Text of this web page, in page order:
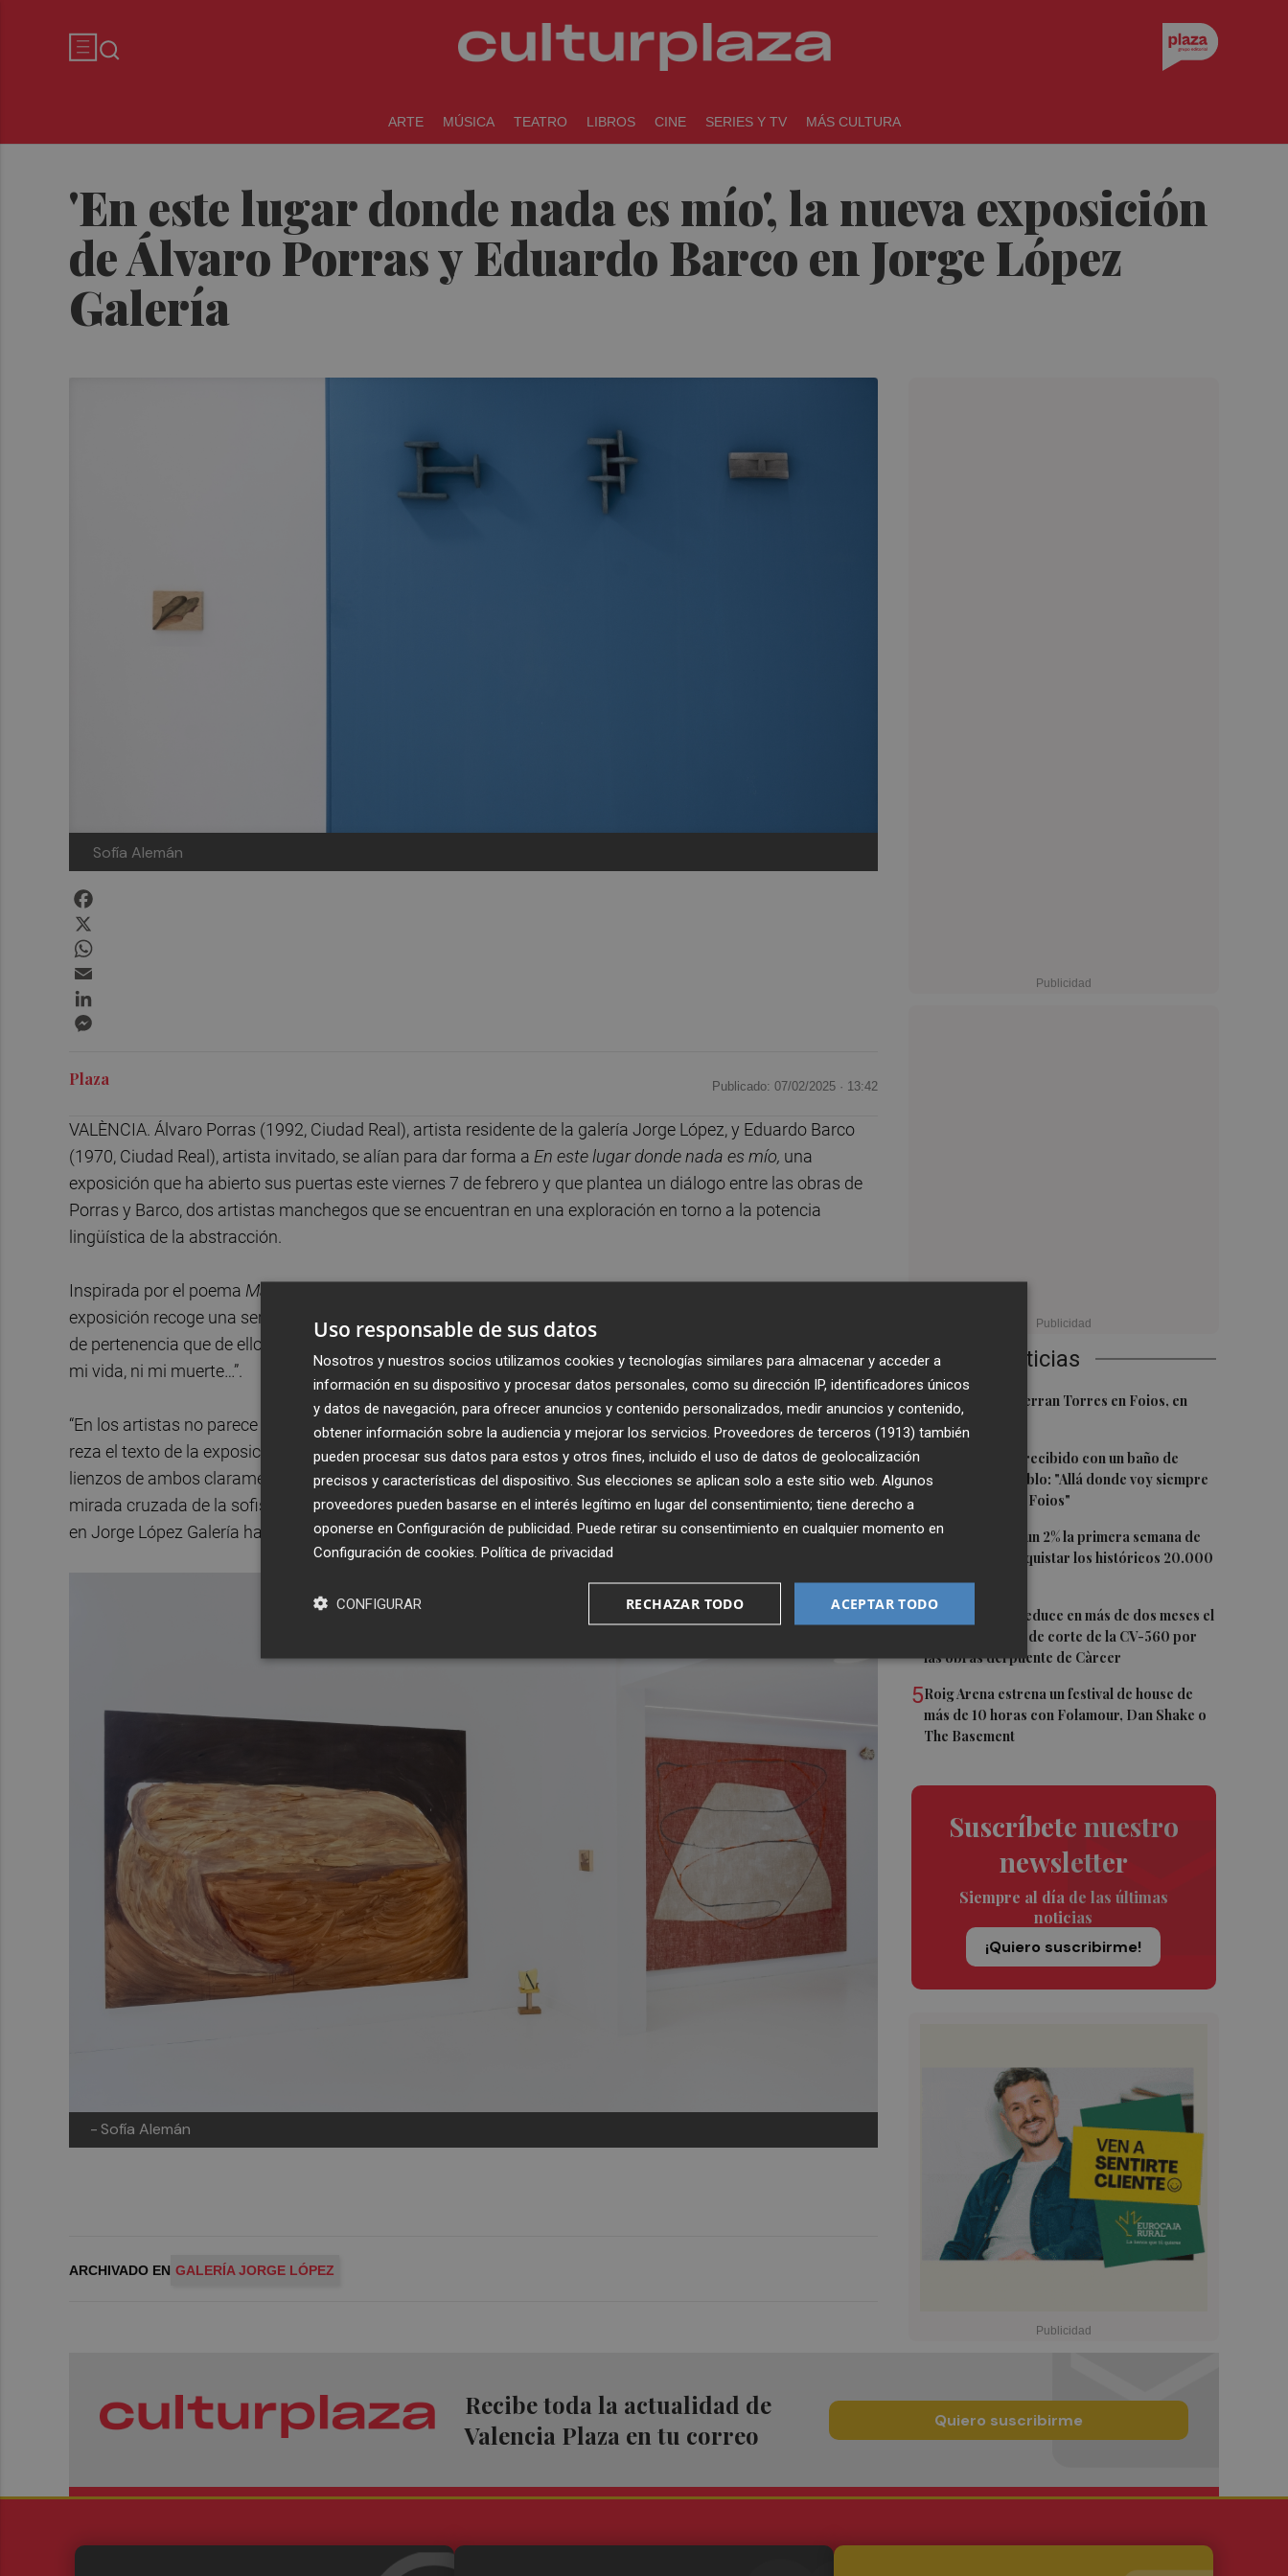
ARTE MÚSICA TEATRO LIBROS CINE SERIES Y TV MÁS CULTURA
'En este lugar donde nada es mío', la nueva exposición
de Álvaro Porras y Eduardo Barco en Jorge López
Galería
Sofía Alemán
Últimas Noticias
1El homenaje a Ferran Torres en Foios, en
imágenes
2
Ferran Torres, recibido con un baño de
masas en su pueblo: "Allá donde voy siempre
digo que soy de Foios"
3 El Ibex 35 sube un 2% la primera semana de
agosto tras conquistar los históricos 20.000
puntos
4La Diputación reduce en más de dos meses el
tiempo previsto de corte de la CV-560 por
las obras del puente de Càrcer
5Roig Arena estrena un festival de house de
más de 10 horas con Folamour, Dan Shake o
The Basement
Suscríbete nuestro
newsletter
Siempre al día de las últimas
noticias
¡Quiero suscribirme!
Plaza Publicado: 07/02/2025 · 13:42
VALÈNCIA. Álvaro Porras (1992, Ciudad Real), artista residente de la galería Jorge López, y Eduardo Barco
(1970, Ciudad Real), artista invitado, se alían para dar forma a En este lugar donde nada es mío, una
exposición que ha abierto sus puertas este viernes 7 de febrero y que plantea un diálogo entre las obras de
Porras y Barco, dos artistas manchegos que se encuentran en una exploración en torno a la potencia
lingüística de la abstracción.
Inspirada por el poema Maldito yo
exposición recoge una serie de ejercicios que evocan una relación compleja con el paisaje y la construcción
de pertenencia que de ello se deriva, como el primer verso del poema: “En este lugar donde nada es mío, ni
mi vida, ni mi muerte…”.
“En los artistas no parece haber duelo, ni nostalgia por la pérdida, ni resignación ante lo previo o lo por venir”,
reza el texto de la exposición de Álvaro de los Ángels. “Más bien emana, en las piezas escultóricas o en los
lienzos de ambos claramente personales y diferenciados, la constatación de un imaginario que combina la
mirada cruzada de la sofisticación con la frontal de aquello que es simple y directo”. La muestra se podrá ver
en Jorge López Galería hasta el 21 de marzo.
- Sofía Alemán
ARCHIVADO EN GALERÍA JORGE LÓPEZ
Recibe toda la actualidad de
Valencia Plaza en tu correo
Quiero suscribirme
Uso responsable de sus datos
Nosotros y nuestros socios utilizamos cookies y tecnologías similares para almacenar y acceder a
información en su dispositivo y procesar datos personales, como su dirección IP, identificadores únicos
y datos de navegación, para ofrecer anuncios y contenido personalizados, medir anuncios y contenido,
obtener información sobre la audiencia y mejorar los servicios. Proveedores de terceros (1913) también
pueden procesar sus datos para estos y otros fines, incluido el uso de datos de geolocalización
precisos y características del dispositivo. Sus elecciones se aplican solo a este sitio web. Algunos
proveedores pueden basarse en el interés legítimo en lugar del consentimiento; tiene derecho a
oponerse en Configuración de publicidad . Puede retirar su consentimiento en cualquier momento en
Configuración de cookies Política de privacidad
ACEPTAR TODO
RECHAZAR TODO
CONFIGURAR